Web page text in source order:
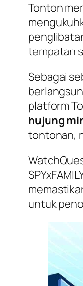
Tonton
tempatan
Sebagai
platform
hujung
tontonan,
untuk